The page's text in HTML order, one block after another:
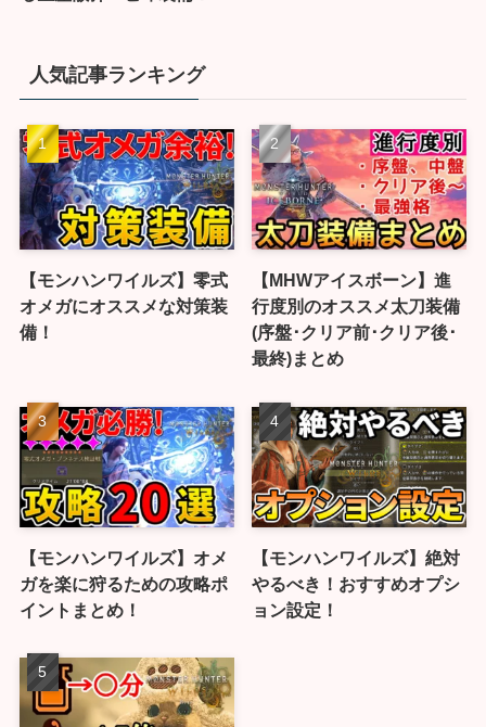
人気記事ランキング
【モンハンワイルズ】零式
オメガにオススメな対策装
備！
【MHWアイスボーン】進
行度別のオススメ太刀装備
(序盤･クリア前･クリア後･
最終)まとめ
【モンハンワイルズ】オメ
ガを楽に狩るための攻略ポ
イントまとめ！
【モンハンワイルズ】絶対
やるべき！おすすめオプシ
ョン設定！